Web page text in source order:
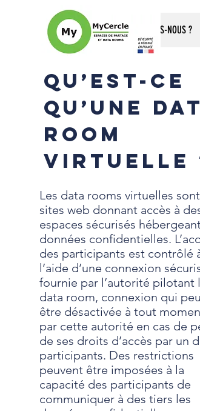
QUI SOMMES-NOUS ?
Qu’est-ce
qu’une
room
virtuelle
Les data rooms virtuelles
sites web donnant accès à
espaces sécurisés
données confidentielles.
des participants est contrôlé
l’aide d’une connexion
fournie par l’autorité pilotant
data room, connexion qui
être désactivée à tout
par cette autorité en cas de
de ses droits d’accès par un
participants. Des restrictions
peuvent être imposées à la
capacité des participants de
communiquer à des tiers les